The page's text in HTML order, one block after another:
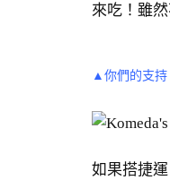
來吃！雖
▲你們的支
如果搭捷運